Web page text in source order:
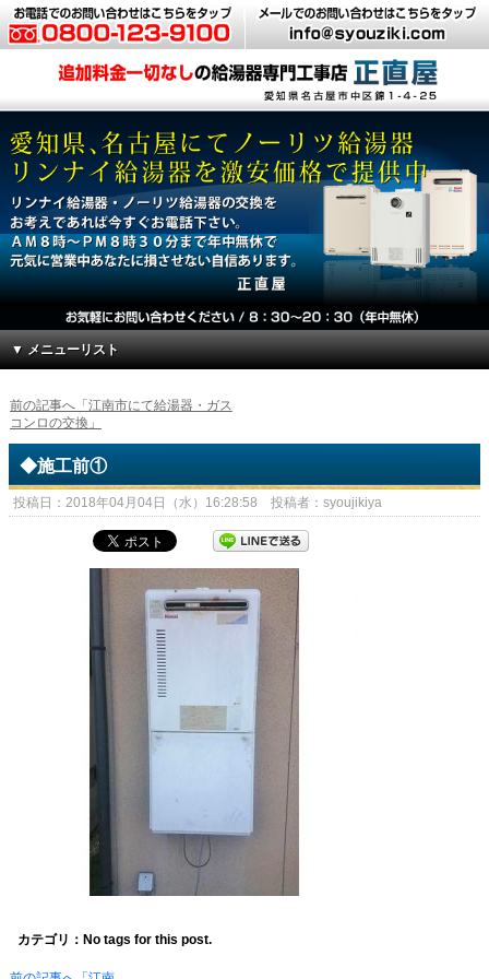
▼ メニューリスト
前の記事へ「江南市にて給湯器・ガス
コンロの交換」
◆施工前①
投稿日：2018年04月04日（水）16:28:58 投稿者：syoujikiya
カテゴリ：No tags for this post.